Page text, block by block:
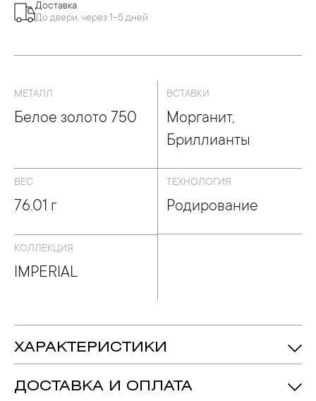
Доставка
До двери, через 1-5 дней
МЕТАЛЛ
Белое золото 750
ВСТАВКИ
Морганит,
Бриллианты
ВЕС
76.01 г
ТЕХНОЛОГИЯ
Родирование
КОЛЛЕКЦИЯ
IMPERIAL
ХАРАКТЕРИСТИКИ
Вставка:
Морганит - Количество: 1, Форма:
ДОСТАВКА И ОПЛАТА